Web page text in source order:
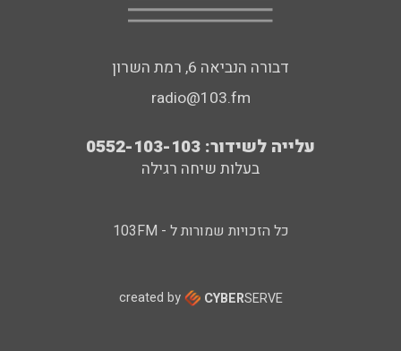
דבורה הנביאה 6, רמת השרון
radio@103.fm
עלייה לשידור: 0552-103-103
בעלות שיחה רגילה
כל הזכויות שמורות ל - 103FM
created by CYBERSERVE